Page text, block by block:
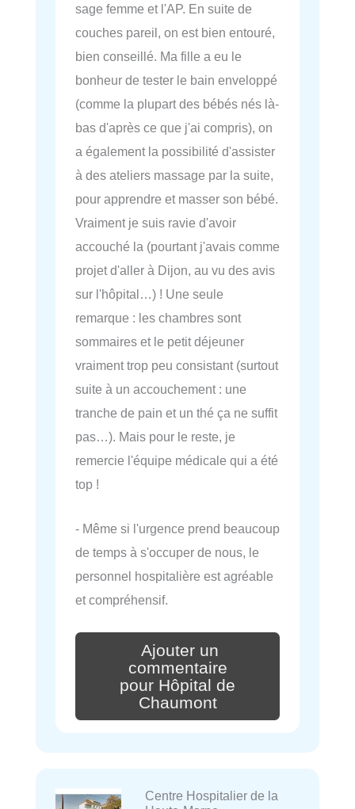
sage femme et l'AP. En suite de
couches pareil, on est bien entouré,
bien conseillé. Ma fille a eu le
bonheur de tester le bain enveloppé
(comme la plupart des bébés nés là-
bas d'après ce que j'ai compris), on
a également la possibilité d'assister
à des ateliers massage par la suite,
pour apprendre et masser son bébé.
Vraiment je suis ravie d'avoir
accouché la (pourtant j'avais comme
projet d'aller à Dijon, au vu des avis
sur l'hôpital…) ! Une seule
remarque : les chambres sont
sommaires et le petit déjeuner
vraiment trop peu consistant (surtout
suite à un accouchement : une
tranche de pain et un thé ça ne suffit
pas…). Mais pour le reste, je
remercie l'équipe médicale qui a été
top !
- Même si l'urgence prend beaucoup
de temps à s'occuper de nous, le
personnel hospitalière est agréable
et compréhensif.
Ajouter un
commentaire
pour Hôpital de
Chaumont
Centre Hospitalier de la